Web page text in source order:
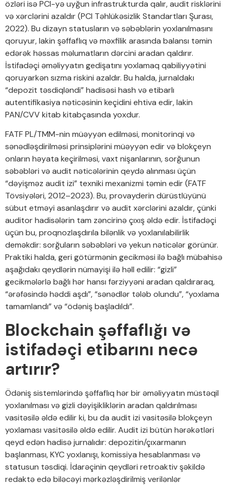
özləri isə PCI-yə uyğun infrastrukturda qalır, audit risklərini
və xərclərini azaldır (PCI Təhlükəsizlik Standartları Şurası,
2022). Bu dizayn statusların və səbəblərin yoxlanılmasını
qoruyur, lakin şəffaflıq və məxfilik arasında balansı təmin
edərək həssas məlumatların dərcini aradan qaldırır.
İstifadəçi əməliyyatın gedişatını yoxlamaq qabiliyyətini
qoruyarkən sızma riskini azaldır. Bu halda, jurnaldakı
“depozit təsdiqləndi” hadisəsi hash və etibarlı
autentifikasiya nəticəsinin keçidini ehtiva edir, lakin
PAN/CVV kitab kitabçasında yoxdur.
FATF PL/TMM-nin müəyyən edilməsi, monitorinqi və
sənədləşdirilməsi prinsiplərini müəyyən edir və blokçeyn
onların həyata keçirilməsi, vaxt nişanlarının, sorğunun
səbəbləri və audit nəticələrinin qeydə alınması üçün
“dəyişməz audit izi” texniki mexanizmi təmin edir (FATF
Tövsiyələri, 2012–2023). Bu, provayderin dürüstlüyünü
sübut etməyi asanlaşdırır və audit xərclərini azaldır, çünki
auditor hadisələrin tam zəncirinə çıxış əldə edir. İstifadəçi
üçün bu, proqnozlaşdırıla bilənlik və yoxlanılabilirlik
deməkdir: sorğuların səbəbləri və yekun nəticələr görünür.
Praktiki halda, geri götürmənin gecikməsi ilə bağlı mübahisə
aşağıdakı qeydlərin nümayişi ilə həll edilir: “gizli”
gecikmələrlə bağlı hər hansı fərziyyəni aradan qaldıraraq,
“ərəfəsində həddi aşdı”, “sənədlər tələb olundu”, “yoxlama
tamamlandı” və “ödəniş başladıldı”.
Blockchain şəffaflığı və
istifadəçi etibarını necə
artırır?
Ödəniş sistemlərində şəffaflıq hər bir əməliyyatın müstəqil
yoxlanılması və gizli dəyişikliklərin aradan qaldırılması
vasitəsilə əldə edilir ki, bu da audit izi vasitəsilə blokçeyn
yoxlaması vasitəsilə əldə edilir. Audit izi bütün hərəkətləri
qeyd edən hadisə jurnalıdır: depozitin/çıxarmanın
başlanması, KYC yoxlanışı, komissiya hesablanması və
statusun təsdiqi. İdarəçinin qeydləri retroaktiv şəkildə
redaktə edə biləcəyi mərkəzləşdirilmiş verilənlər